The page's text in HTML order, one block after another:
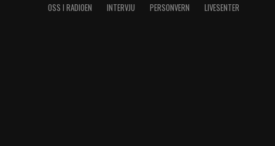
OSS I RADIOEN
INTERVJU PERSONVERN LIVESENTER